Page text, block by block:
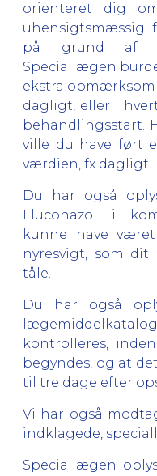
orienteret dig
uhensigtsmæssig
på grund af
Speciallægen
ekstra
dagligt, eller i
behandlingsstart.
ville du have ført
værdien, fx dagligt.
Du har også
Fluconazol i
kunne have
nyresvigt, som
tåle.
Du har også
kontrolleres,
begyndes, og at
til tre dage efter
Vi har også
indklagede,
Speciallægen